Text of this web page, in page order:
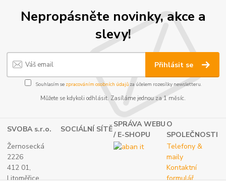
Nepropásněte novinky, akce a
slevy!
Přihlásit se
Souhlasím se zpracováním osobních údajůza účelem rozesílky newsletteru.
Můžete se kdykoli odhlásit. Zasíláme jednou za 1 měsíc.
SVOBA s.r.o. SOCIÁLNÍ SÍTĚ
SPRÁVA WEBU
/ E-SHOPU
O
SPOLEČNOSTI
Žernosecká
2226
412 01,
Litoměřice
Telefony &
maily
Kontaktní
formulář